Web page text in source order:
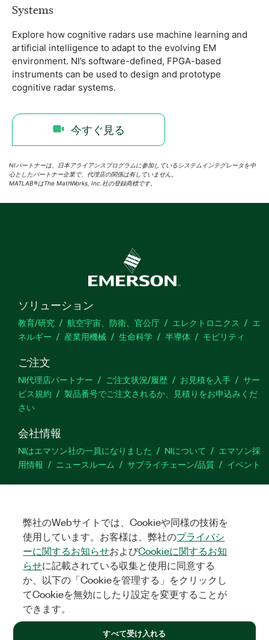
Systems
Explore how cognitive radars use machine learning and
artificial intelligence to adapt to the evolving EM
environment. NI’s software-defined, FPGA-based
instruments can be used to design and prototype
cognitive radar systems.
今すぐ見る
NIパートナーは、日本アライアンスプログラムに参加しているシステムインテグレータを中
心としたパートナー企業で、代理店の関係は有していません。
MATLAB®はThe MathWorks, Inc.社の登録商標です。
ソリューション
教育/研究 航空宇宙、防衛、官公庁 エレクトロニクス
エ
ネルギー
産業用機械 生命科学 半導体 モビリティ
ご注文
NI代理店パートナー ご注文状況/履歴 お見積を入手
サー
ビス規約
製品番号でご注文されるか、見積りをお申込みくだ
さい
会社情報
NIはエマソン社の一員になりました NIについて
エマソン採
用情報
ニュースルーム サプライチェーン/品質 イベント
サポート
ム
製品のアクティブ化 サポートリクエスト
サイトに関
するご意見
Twitter
©2026NATIONAL INSTRUMENTS CORP. ALL RIGHTS RESERVED.
弊社のWebサイトでは、Cookieや同様の技術を
使用しています。お客様は、弊社のプライバシ
ーに関するお知らせおよびCookieに関するお知
らせに記載されている収集と使用に同意する
か、以下の「Cookieを管理する」をクリックし
てCookieを無効にしたり設定を変更することが
できます。
すべて受け入れる